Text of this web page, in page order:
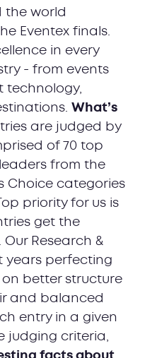
the world
Eventex finals.
in every
- from events
technology,
What’s
are judged by
of 70 top
from the
Choice categories
priority for us is
get the
Research &
years perfecting
on better structure
and balanced
entry in a given
judging criteria,
facts about